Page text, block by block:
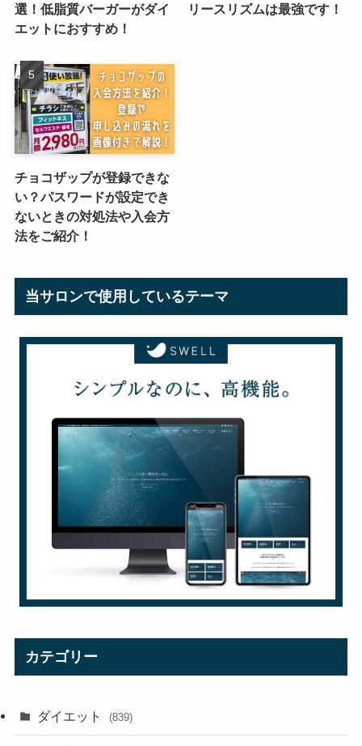
選！低脂質バーガーがダイ
エットにおすすめ！
リースリズムは最強です！
チョコザップが登録できな
い？パスワードが設定でき
ないときの対処法や入会方
法をご紹介！
当サロンで使用しているテーマ
カテゴリー
ダイエット (839)